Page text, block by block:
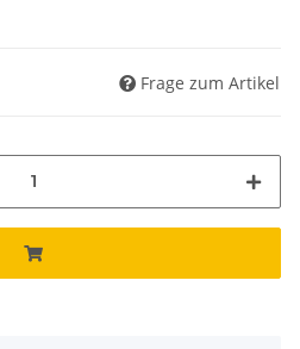
Frage zum Artikel